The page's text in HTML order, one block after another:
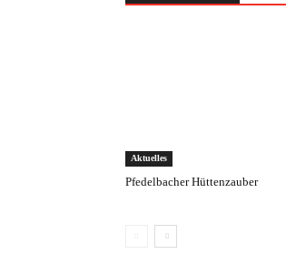
Aktuelles
Pfedelbacher Hüttenzauber